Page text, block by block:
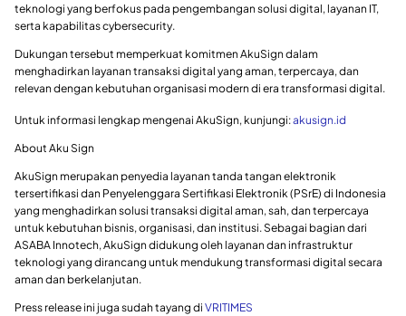
teknologi yang berfokus pada pengembangan solusi digital, layanan IT,
serta kapabilitas cybersecurity.
Dukungan tersebut memperkuat komitmen AkuSign dalam
menghadirkan layanan transaksi digital yang aman, terpercaya, dan
relevan dengan kebutuhan organisasi modern di era transformasi digital.
Untuk informasi lengkap mengenai AkuSign, kunjungi:akusign.id
About Aku Sign
AkuSign merupakan penyedia layanan tanda tangan elektronik
tersertifikasi dan Penyelenggara Sertifikasi Elektronik (PSrE) di Indonesia
yang menghadirkan solusi transaksi digital aman, sah, dan terpercaya
untuk kebutuhan bisnis, organisasi, dan institusi. Sebagai bagian dari
ASABA Innotech, AkuSign didukung oleh layanan dan infrastruktur
teknologi yang dirancang untuk mendukung transformasi digital secara
aman dan berkelanjutan.
Press release ini juga sudah tayang di VRITIMES